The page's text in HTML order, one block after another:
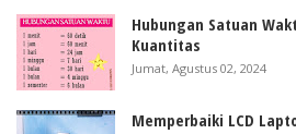
Hubungan Satuan
Kuantitas
Jumat, Agustus 02, 2024
Memperbaiki LCD